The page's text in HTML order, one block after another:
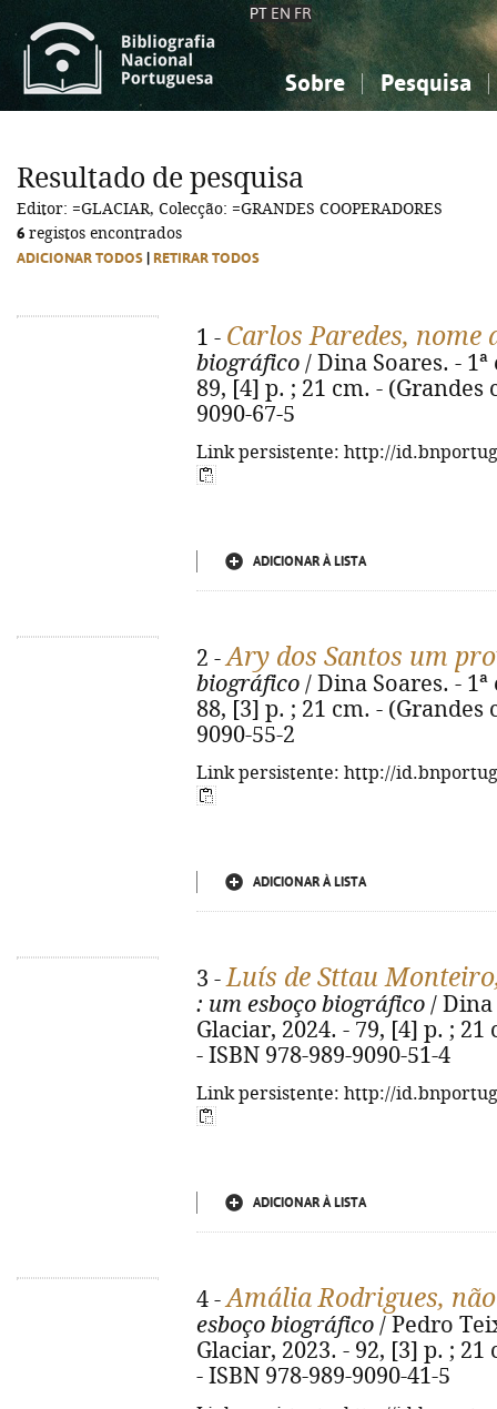
PT EN FR
Sobre Pesquisa
Ciências sociais...
Ciências sociais...
Resultado de pesquisa
Editor: =GLACIAR, Colecção: =GRANDES COOPERADORES
6 registos encontrados
ADICIONAR TODOS RETIRAR TODOS
1 - Carlos Paredes, nome
biográfico / Dina Soares. -
89, [4] p. ; 21 cm. - (Grandes
9090-67-5
Link persistente: http://
ADICIONAR À LISTA
2 -Ary dos Santos um
biográfico / Dina Soares. -
88, [3] p. ; 21 cm. - (Grandes
9090-55-2
Link persistente: http://
ADICIONAR À LISTA
3 -Luís de Sttau
: um esboço biográfico / Dina
Glaciar, 2024. - 79, [4] p. ;
- ISBN 978-989-9090-51-4
Link persistente: http://
ADICIONAR À LISTA
4 -Amália Rodrigues,
esboço biográfico / Pedro
Glaciar, 2023. - 92, [3] p. ;
- ISBN 978-989-9090-41-5